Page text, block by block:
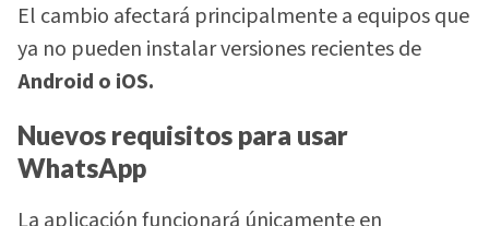
El cambio afectará principalmente a equipos que
ya no pueden instalar versiones recientes de
Android o iOS.
Nuevos requisitos para usar
WhatsApp